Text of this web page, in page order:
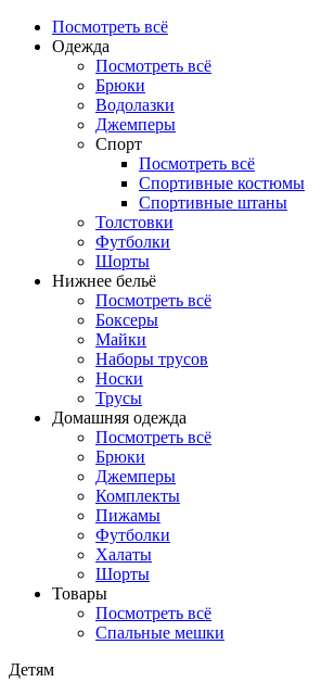
Посмотреть всё
Одежда
Посмотреть всё
Брюки
Водолазки
Джемперы
Спорт
Посмотреть всё
Спортивные костюмы
Спортивные штаны
Толстовки
Футболки
Шорты
Нижнее бельё
Посмотреть всё
Боксеры
Майки
Наборы трусов
Носки
Трусы
Домашняя одежда
Посмотреть всё
Брюки
Джемперы
Комплекты
Пижамы
Футболки
Халаты
Шорты
Товары
Посмотреть всё
Спальные мешки
Детям